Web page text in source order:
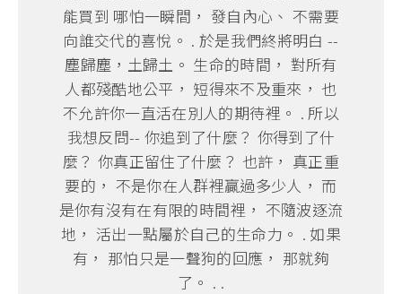
能買到 哪怕一瞬間， 發自內心、 不需要
向誰交代的喜悅。 . 於是我們終將明白 --
塵歸塵，土歸土。 生命的時間， 對所有
人都殘酷地公平， 短得來不及重來， 也
不允許你一直活在別人的期待裡。 . 所以
我想反問-- 你追到了什麼？ 你得到了什
麼？ 你真正留住了什麼？ 也許， 真正重
要的， 不是你在人群裡贏過多少人， 而
是你有沒有在有限的時間裡， 不隨波逐流
地， 活出一點屬於自己的生命力。 . 如果
有， 那怕只是一聲狗的回應， 那就夠
了。 . .